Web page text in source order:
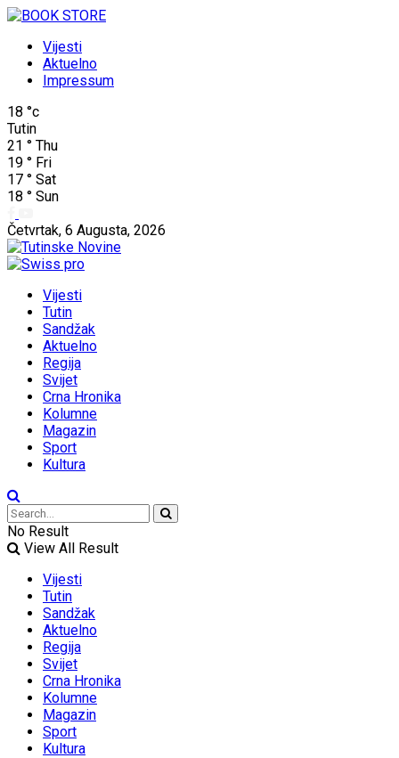
Vijesti
Aktuelno
Impressum
18 °c
Tutin
21 ° Thu
19 ° Fri
17 ° Sat
18 ° Sun
Četvrtak, 6 Augusta, 2026
Vijesti
Tutin
Sandžak
Aktuelno
Regija
Svijet
Crna Hronika
Kolumne
Magazin
Sport
Kultura
No Result
View All Result
Vijesti
Tutin
Sandžak
Aktuelno
Regija
Svijet
Crna Hronika
Kolumne
Magazin
Sport
Kultura